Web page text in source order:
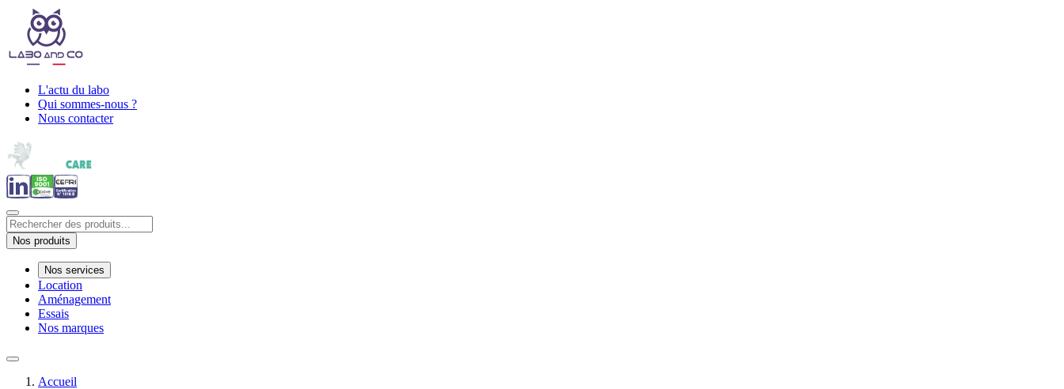
L'actu du labo
Qui sommes-nous ?
Nous contacter
Nos produits
Nos services
Location
Aménagement
Essais
Nos marques
Accueil